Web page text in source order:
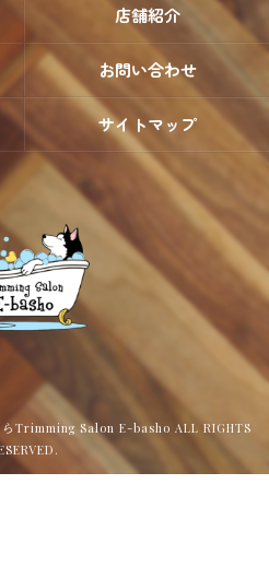
店舗紹介
お問い合わせ
サイトマップ
Trimming Salon E-basho ALL RIGHTS